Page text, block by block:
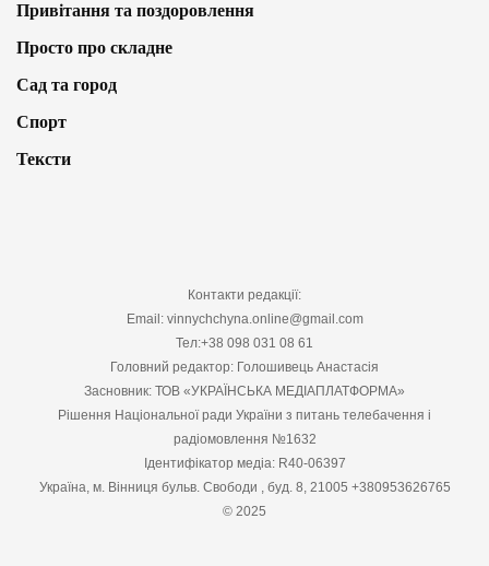
Привітання та поздоровлення
Просто про складне
Сад та город
Спорт
Тексти
Контакти редакції:
Email: vinnychchyna.online@gmail.com
Тел:+38 098 031 08 61
Головний редактор: Голошивець Анастасія
Засновник: ТОВ «УКРАЇНСЬКА МЕДІАПЛАТФОРМА»
Рішення Національної ради України з питань телебачення і
радіомовлення №1632
Ідентифікатор медіа: R40-06397
Україна, м. Вінниця бульв. Свободи , буд. 8, 21005 +380953626765
© 2025